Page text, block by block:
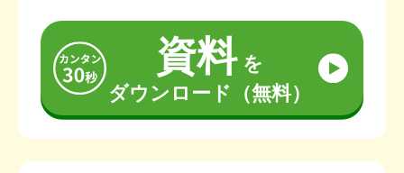
資料を
ダウンロード（無料）